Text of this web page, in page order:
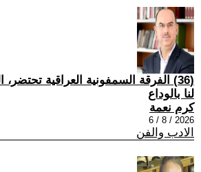
(36) الفرقة السمفونية العراقية تحتضر،
لنا بالوداع
كرم نعمة
2026 / 8 / 6
الادب والفن